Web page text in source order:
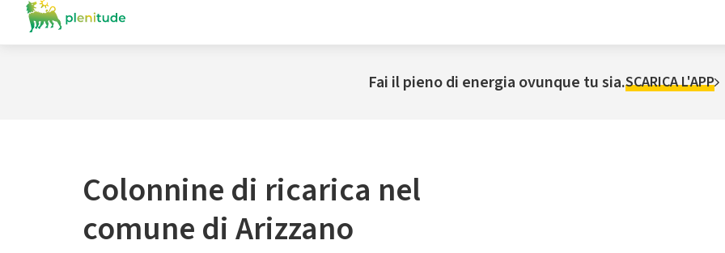
Fai il pieno di energia ovunque tu sia.SCARICA L'APP
Colonnine di ricarica nel
comune di Arizzano